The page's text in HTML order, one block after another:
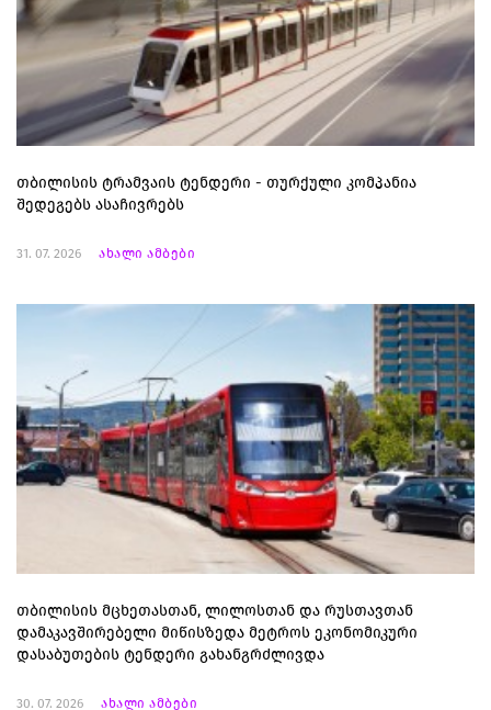
თბილისის ტრამვაის ტენდერი - თურქული კომპანია
შედეგებს ასაჩივრებს
31. 07. 2026 ახალი ამბები
თბილისის მცხეთასთან, ლილოსთან და რუსთავთან
დამაკავშირებელი მიწისზედა მეტროს ეკონომიკური
დასაბუთების ტენდერი გახანგრძლივდა
30. 07. 2026 ახალი ამბები